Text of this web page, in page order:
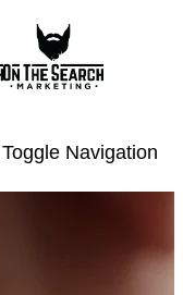
Toggle Navigation